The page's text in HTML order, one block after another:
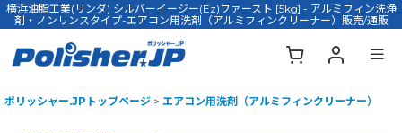
横浜油脂工業(リンダ) シルバーイージー(Ez)ファースト [5kg] - アルミフィン洗浄
剤・ノンリンスタイプ-エアコン用洗剤（アルミフィンクリーナー）販売/通販
ポリッシャー.JPトップページ > エアコン用洗剤（アルミフィンクリーナー）